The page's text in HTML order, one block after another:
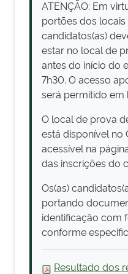
ATENÇÃO: Em
portões dos
candidatos(as)
estar no local de
antes do início do
7h30. O acesso
será permitido em
O local de prova
está disponível no
acessível na
das inscrições do
Os(as)
portando
identificação com
conforme
Resultado dos